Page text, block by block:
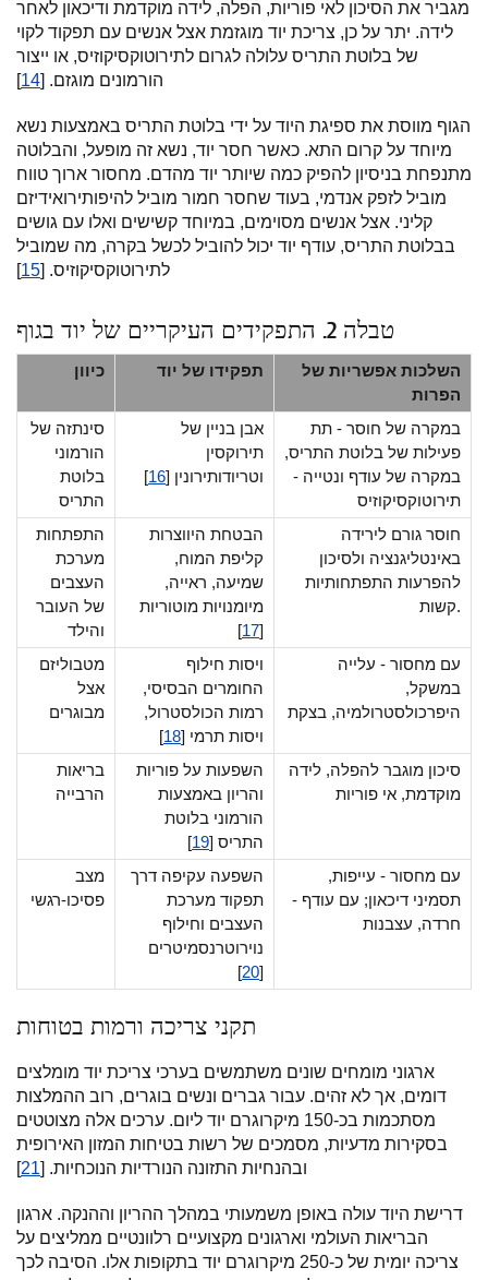
מגביר את הסיכון לאי פוריות, הפלה, לידה מוקדמת ודיכאון לאחר
לידה. יתר על כן, צריכת יוד מוגזמת אצל אנשים עם תפקוד לקוי
של בלוטת התריס עלולה לגרום לתירוטוקסיקוזיס, או ייצור
הורמונים מוגזם. [14
]
הגוף מווסת את ספיגת היוד על ידי בלוטת התריס באמצעות נשא
מיוחד על קרום התא. כאשר חסר יוד, נשא זה מופעל, והבלוטה
מתנפחת בניסיון להפיק כמה שיותר יוד מהדם. מחסור ארוך טווח
מוביל לזפק אנדמי, בעוד שחסר חמור מוביל להיפותירואידיזם
קליני. אצל אנשים מסוימים, במיוחד קשישים ואלו עם גושים
בבלוטת התריס, עודף יוד יכול להוביל לכשל בקרה, מה שמוביל
לתירוטוקסיקוזיס. [15
]
טבלה 2. התפקידים העיקריים של יוד בגוף
כיוון תפקידו של יוד
השלכות אפשריות של
הפרות
סינתזה של
הורמוני
בלוטת
התריס
אבן בניין של
תירוקסין
וטריודותירונין [16
]
במקרה של חוסר - תת
פעילות של בלוטת התריס,
במקרה של עודף ונטייה -
תירוטוקסיקוזיס
התפתחות
מערכת
העצבים
של העובר
והילד
הבטחת היווצרות
קליפת המוח,
שמיעה, ראייה,
מיומנויות מוטוריות
[
17
]
חוסר גורם לירידה
באינטליגנציה ולסיכון
להפרעות התפתחותיות
קשות.
מטבוליזם
אצל
מבוגרים
ויסות חילוף
החומרים הבסיסי,
רמות הכולסטרול,
ויסות תרמי [18
]
עם מחסור - עלייה
במשקל,
היפרכולסטרולמיה, בצקת
בריאות
הרבייה
השפעות על פוריות
והריון באמצעות
הורמוני בלוטת
התריס [19
]
סיכון מוגבר להפלה, לידה
מוקדמת, אי פוריות
מצב
פסיכו-רגשי
השפעה עקיפה דרך
תפקוד מערכת
העצבים וחילוף
נוירוטרנסמיטרים
[
20
]
עם מחסור - עייפות,
תסמיני דיכאון; עם עודף -
חרדה, עצבנות
תקני צריכה ורמות בטוחות
ארגוני מומחים שונים משתמשים בערכי צריכת יוד מומלצים
דומים, אך לא זהים. עבור גברים ונשים בוגרים, רוב ההמלצות
מסתכמות בכ-150 מיקרוגרם יוד ליום. ערכים אלה מצוטטים
בסקירות מדעיות, מסמכים של רשות בטיחות המזון האירופית
ובהנחיות התזונה הנורדיות הנוכחיות. [21
]
דרישת היוד עולה באופן משמעותי במהלך ההריון וההנקה. ארגון
הבריאות העולמי וארגונים מקצועיים רלוונטיים ממליצים על
צריכה יומית של כ-250 מיקרוגרם יוד בתקופות אלו. הסיבה לכך